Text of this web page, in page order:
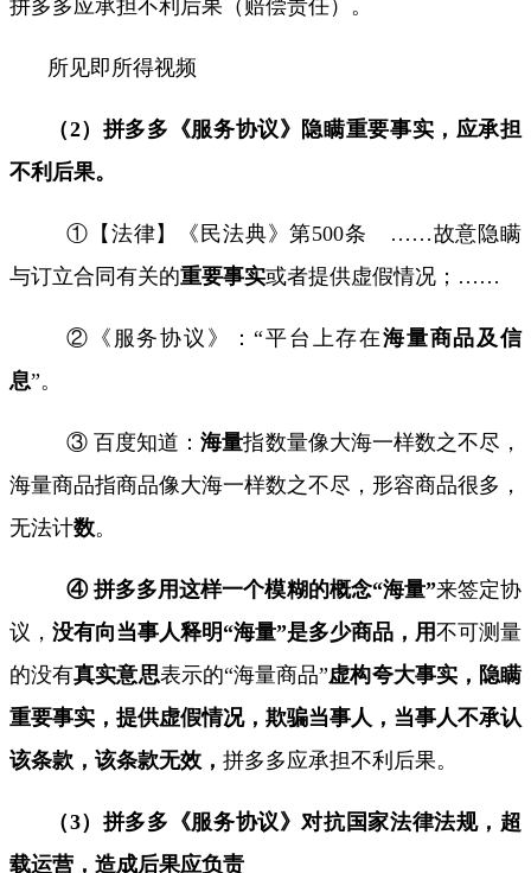
拼多多应承担不利后果（赔偿责任）。
所见即所得视频
（2）拼多多《服务协议》隐瞒重要事实，应承担
不利后果。
①【法律】《民法典》第500条 ……故意隐瞒
与订立合同有关的重要事实或者提供虚假情况； ……
②《服务协议》：“平台上存在海量商品及信
息”。
③ 百度知道：海量指数量像大海一样数之不尽 ，
海量商品指商品像大海一样数之不尽，形容商品很多，
无法计数。
④ 拼多多用这样一个模糊的概念“海量”来签定协
议， 没有向当事人释明“海量”是多少商品，用不可测量
的没有真实意思表示的“海量商品”虚构夸大事实，隐瞒
重要事实，提供虚假情况，欺骗当事人，当事人不承认
该条款，该条款无效， 拼多多应承担不利后果。
（3）拼多多《服务协议》对抗国家法律法规，超
载运营，造成后果应负责